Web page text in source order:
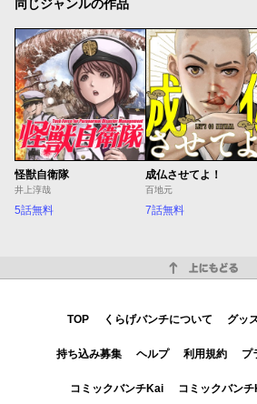
同じジャンルの作品
怪獣自衛隊
井上淳哉
5話無料
成仏させてよ！
百地元
7話無料
TOP くらげバンチについて グッ
持ち込み募集 ヘルプ 利用規約 プ
コミックバンチKai コミックバン